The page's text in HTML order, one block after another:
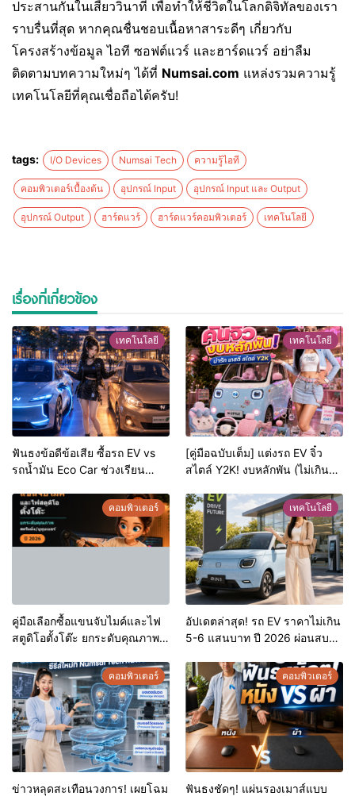
ประสานกันในเสี้ยววินาที เพื่อทำให้ชีวิตในโลกดิจิทัลของเรา
ราบรื่นที่สุด หากคุณชื่นชอบเนื้อหาสาระดีๆ เกี่ยวกับ
โครงสร้างข้อมูล ไอที ซอฟต์แวร์ และฮาร์ดแวร์ อย่าลืม
ติดตามบทความใหม่ๆ ได้ที่ Numsai.com แหล่งรวมความรู้
เทคโนโลยีที่คุณเชื่อถือได้ครับ!
tags: I/O Devices Numsai Tech ความรู้ไอที
คอมพิวเตอร์เบื้องต้น อุปกรณ์ Input อุปกรณ์ Input และ Output
อุปกรณ์ Output ฮาร์ดแวร์ ฮาร์ดแวร์คอมพิวเตอร์ เทคโนโลยี
เรื่องที่เกี่ยวข้อง
เทคโนโลยี
ฟันธงข้อดีข้อเสีย ซื้อรถ EV vs
รถน้ำมัน Eco Car ช่วงเรียน
เทคโนโลยี
[คู่มือฉบับเต็ม] แต่งรถ EV จิ๋ว
สไตล์ Y2K! งบหลักพัน (ไม่เกิน
คอมพิวเตอร์
คู่มือเลือกซื้อแขนจับไมค์และไฟ
สตูดิโอตั้งโต๊ะ ยกระดับคุณภาพ
เทคโนโลยี
อัปเดตล่าสุด! รถ EV ราคาไม่เกิน
5-6 แสนบาท ปี 2026 ผ่อนสบาย
นักศึกษา พร้อมเจาะลึก
เทคโนโลยี AI และความปลอดภัย
ไซเบอร์
คอมพิวเตอร์
ข่าวหลุดสะเทือนวงการ! เผยโฉม
คอมพิวเตอร์
ฟันธงชัดๆ! แผ่นรองเมาส์แบบ